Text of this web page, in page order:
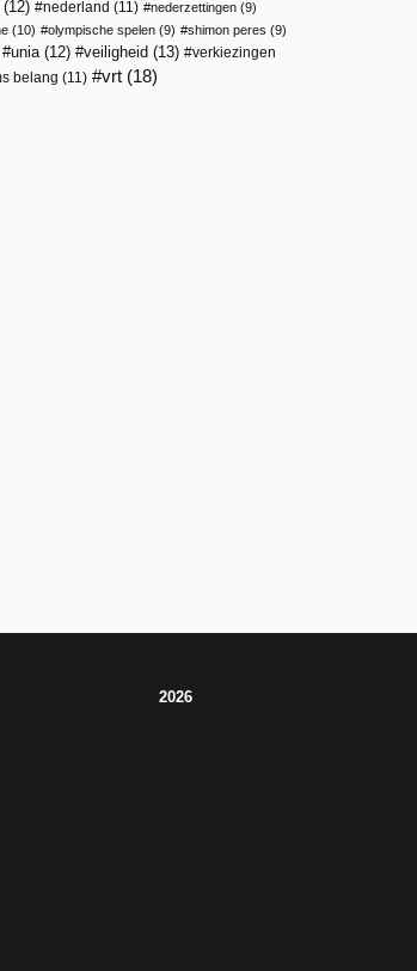
(12) nederland (11) nederzettingen (9)
(10) olympische spelen (9) shimon peres (9)
unia(12) veiligheid (13)
verkiezingen
belang (11) vrt (18)
2026